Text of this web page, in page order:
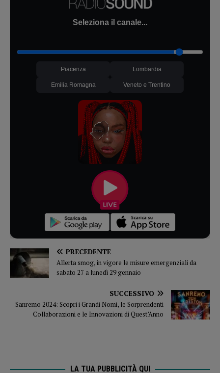
Seleziona il canale...
Piacenza Lombardia
Emilia Romagna Veneto e Trentino
PRECEDENTE
Allerta smog, in vigore le misure emergenziali da
sabato 27 a lunedì 29 gennaio
SUCCESSIVO
Sanremo 2024: Scopri i Grandi Nomi, le Sorprendenti
Collaborazioni e le Innovazioni di Quest’Anno
LA TUA PUBBLICITÀ QUI